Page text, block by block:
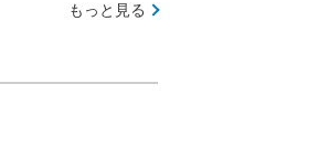
もっと見る